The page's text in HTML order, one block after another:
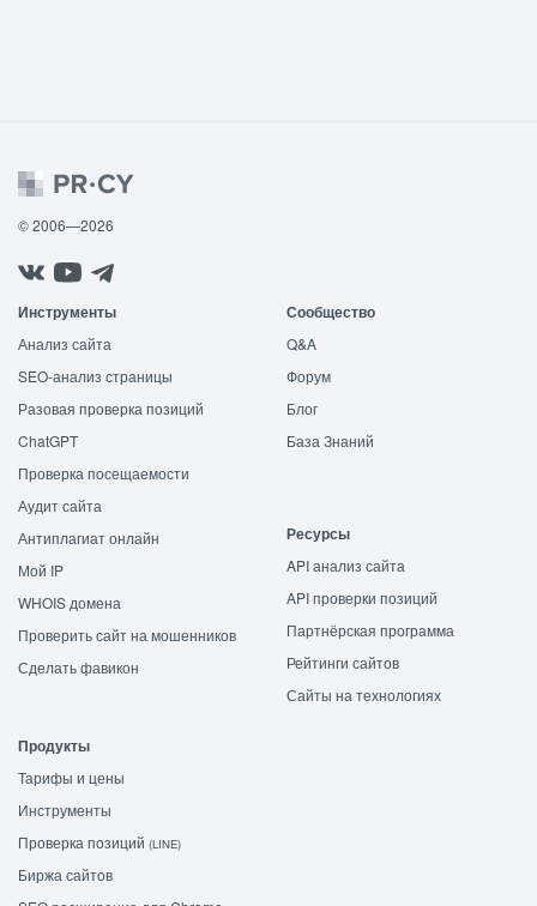
© 2006—2026
Инструменты
Анализ сайта
SEO-анализ страницы
Разовая проверка позиций
ChatGPT
Проверка посещаемости
Аудит сайта
Антиплагиат онлайн
Мой IP
WHOIS домена
Проверить сайт на мошенников
Сделать фавикон
Сообщество
Q&A
Форум
Блог
База Знаний
Ресурсы
API анализ сайта
API проверки позиций
Партнёрская программа
Рейтинги сайтов
Сайты на технологиях
Продукты
Тарифы и цены
Инструменты
Проверка позиций (LINE)
Биржа сайтов